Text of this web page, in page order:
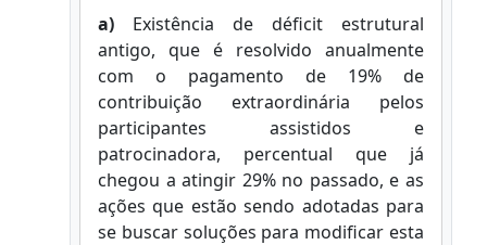
a) Existência de déficit estrutural
antigo, que é resolvido anualmente
com o pagamento de 19% de
contribuição extraordinária pelos
participantes assistidos e
patrocinadora, percentual que já
chegou a atingir 29% no passado, e as
ações que estão sendo adotadas para
se buscar soluções para modificar esta